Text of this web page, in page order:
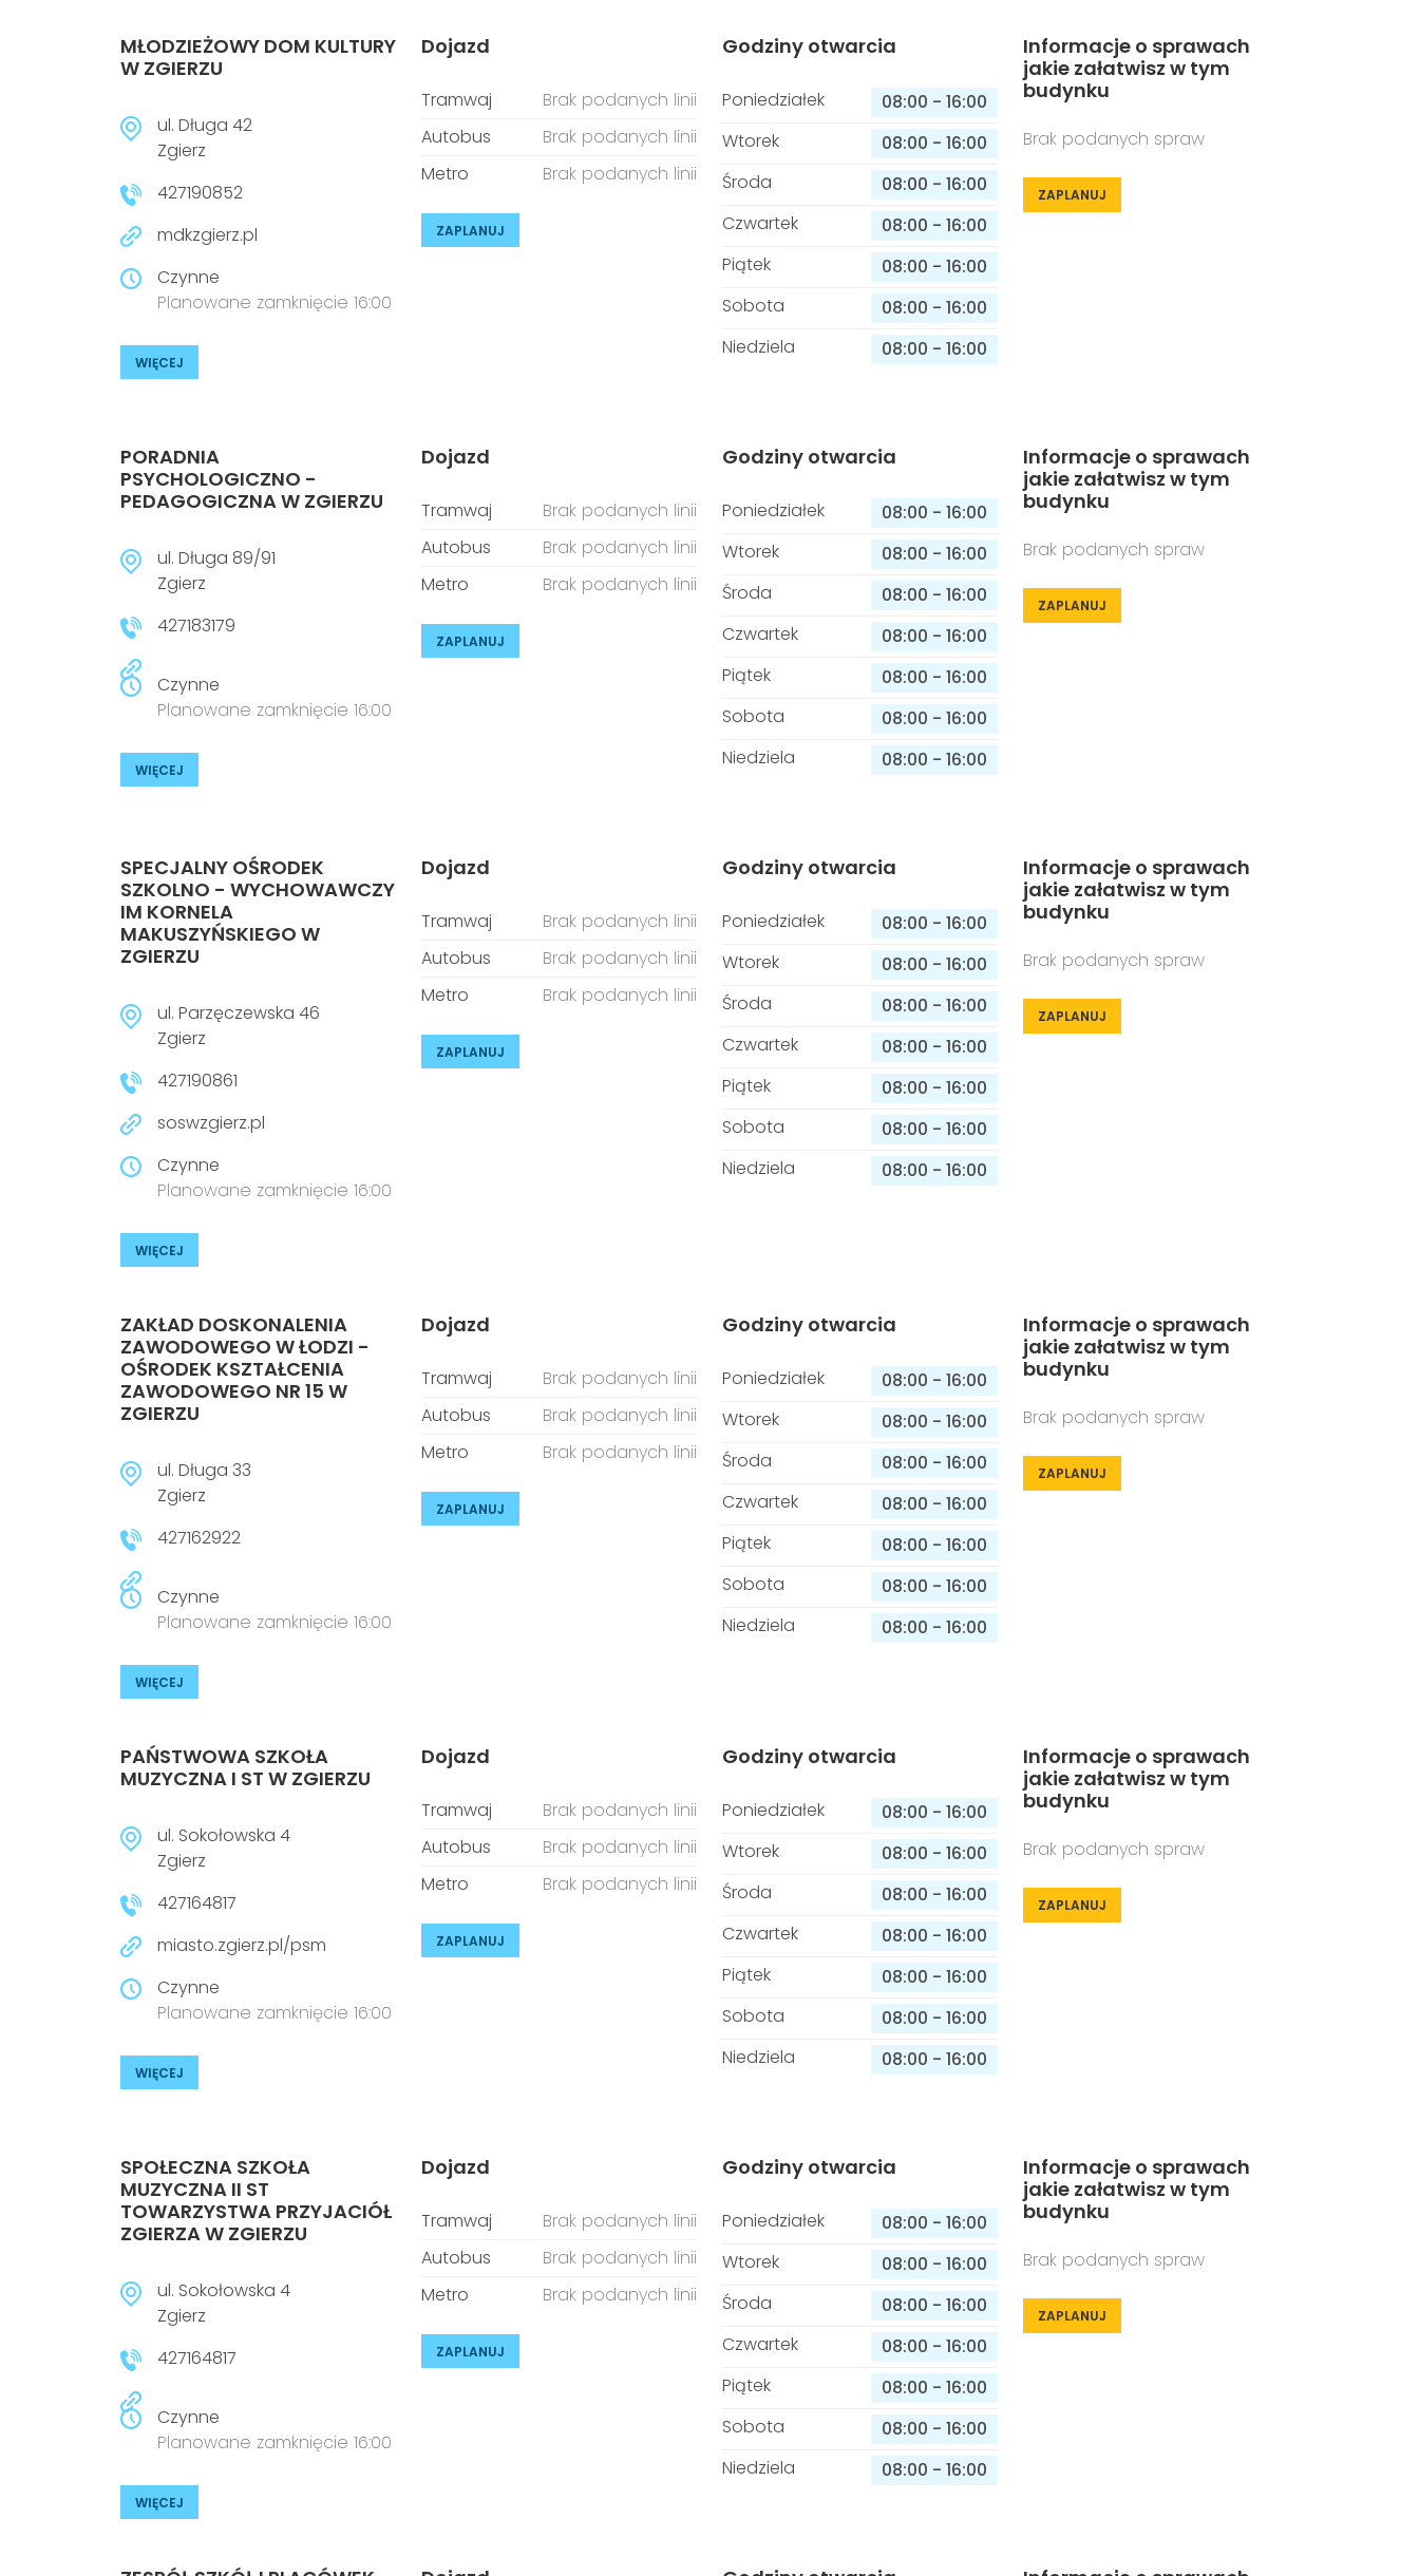
MŁODZIEŻOWY DOM KULTURY
W ZGIERZU
ul. Długa 42
Zgierz
427190852
mdkzgierz.pl
Czynne
Planowane zamknięcie 16:00
WIĘCEJ
Dojazd
Tramwaj
Brak podanych linii
Autobus
Brak podanych linii
Metro
Brak podanych linii
ZAPLANUJ
Godziny otwarcia
Poniedziałek 08:00 - 16:00
Wtorek
08:00 - 16:00
Środa
08:00 - 16:00
Czwartek
08:00 - 16:00
Piątek
08:00 - 16:00
Sobota
08:00 - 16:00
Niedziela
08:00 - 16:00
Informacje o sprawach
jakie załatwisz w tym
budynku
Brak podanych spraw
ZAPLANUJ
PORADNIA
PSYCHOLOGICZNO -
PEDAGOGICZNA W ZGIERZU
ul. Długa 89/91
Zgierz
427183179
Czynne
Planowane zamknięcie 16:00
WIĘCEJ
Dojazd
Tramwaj
Brak podanych linii
Autobus
Brak podanych linii
Metro
Brak podanych linii
ZAPLANUJ
Godziny otwarcia
Poniedziałek 08:00 - 16:00
Wtorek
08:00 - 16:00
Środa
08:00 - 16:00
Czwartek
08:00 - 16:00
Piątek
08:00 - 16:00
Sobota
08:00 - 16:00
Niedziela
08:00 - 16:00
Informacje o sprawach
jakie załatwisz w tym
budynku
Brak podanych spraw
ZAPLANUJ
SPECJALNY OŚRODEK
SZKOLNO - WYCHOWAWCZY
IM KORNELA
MAKUSZYŃSKIEGO W
ZGIERZU
ul. Parzęczewska 46
Zgierz
427190861
soswzgierz.pl
Czynne
Planowane zamknięcie 16:00
WIĘCEJ
Dojazd
Tramwaj
Brak podanych linii
Autobus
Brak podanych linii
Metro
Brak podanych linii
ZAPLANUJ
Godziny otwarcia
Poniedziałek 08:00 - 16:00
Wtorek
08:00 - 16:00
Środa
08:00 - 16:00
Czwartek
08:00 - 16:00
Piątek
08:00 - 16:00
Sobota
08:00 - 16:00
Niedziela
08:00 - 16:00
Informacje o sprawach
jakie załatwisz w tym
budynku
Brak podanych spraw
ZAPLANUJ
ZAKŁAD DOSKONALENIA
ZAWODOWEGO W ŁODZI -
OŚRODEK KSZTAŁCENIA
ZAWODOWEGO NR 15 W
ZGIERZU
ul. Długa 33
Zgierz
427162922
Czynne
Planowane zamknięcie 16:00
WIĘCEJ
Dojazd
Tramwaj
Brak podanych linii
Autobus
Brak podanych linii
Metro
Brak podanych linii
ZAPLANUJ
Godziny otwarcia
Poniedziałek 08:00 - 16:00
Wtorek
08:00 - 16:00
Środa
08:00 - 16:00
Czwartek
08:00 - 16:00
Piątek
08:00 - 16:00
Sobota
08:00 - 16:00
Niedziela
08:00 - 16:00
Informacje o sprawach
jakie załatwisz w tym
budynku
Brak podanych spraw
ZAPLANUJ
PAŃSTWOWA SZKOŁA
MUZYCZNA I ST W ZGIERZU
ul. Sokołowska 4
Zgierz
427164817
miasto.zgierz.pl/psm
Czynne
Planowane zamknięcie 16:00
WIĘCEJ
Dojazd
Tramwaj
Brak podanych linii
Autobus
Brak podanych linii
Metro
Brak podanych linii
ZAPLANUJ
Godziny otwarcia
Poniedziałek 08:00 - 16:00
Wtorek
08:00 - 16:00
Środa
08:00 - 16:00
Czwartek
08:00 - 16:00
Piątek
08:00 - 16:00
Sobota
08:00 - 16:00
Niedziela
08:00 - 16:00
Informacje o sprawach
jakie załatwisz w tym
budynku
Brak podanych spraw
ZAPLANUJ
SPOŁECZNA SZKOŁA
MUZYCZNA II ST
TOWARZYSTWA PRZYJACIÓŁ
ZGIERZA W ZGIERZU
ul. Sokołowska 4
Zgierz
427164817
Czynne
Planowane zamknięcie 16:00
WIĘCEJ
Dojazd
Tramwaj
Brak podanych linii
Autobus
Brak podanych linii
Metro
Brak podanych linii
ZAPLANUJ
Godziny otwarcia
Poniedziałek 08:00 - 16:00
Wtorek
08:00 - 16:00
Środa
08:00 - 16:00
Czwartek
08:00 - 16:00
Piątek
08:00 - 16:00
Sobota
08:00 - 16:00
Niedziela
08:00 - 16:00
Informacje o sprawach
jakie załatwisz w tym
budynku
Brak podanych spraw
ZAPLANUJ